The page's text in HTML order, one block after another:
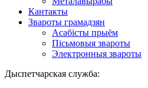
Кантакты
Звароты грамадзян
Асабісты прыём
Пісьмовыя звароты
Электронныя звароты
Дыспетчарская служба: